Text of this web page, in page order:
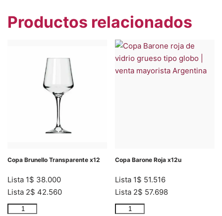
Productos relacionados
Copa Brunello Transparente x12
Lista 1$ 38.000
Lista 2$ 42.560
Copa Barone Roja x12u
Lista 1$ 51.516
Lista 2$ 57.698